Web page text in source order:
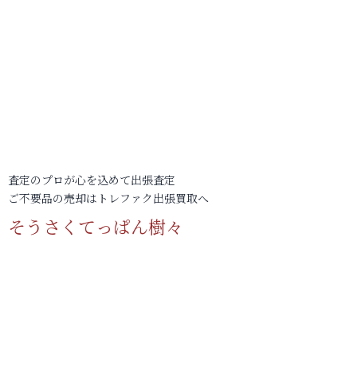
査定のプロが心を込めて出張査定
ご不要品の売却はトレファク出張買取へ
そうさくてっぱん樹々